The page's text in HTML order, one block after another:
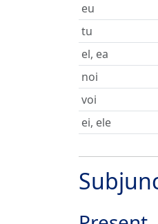
eu
tu
el, ea
noi
voi
ei, ele